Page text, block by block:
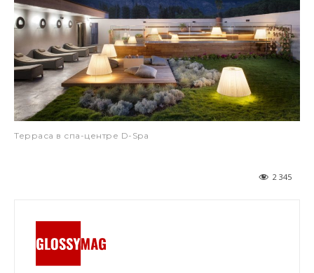
Терраса в спа-центре D-Spa
2 345